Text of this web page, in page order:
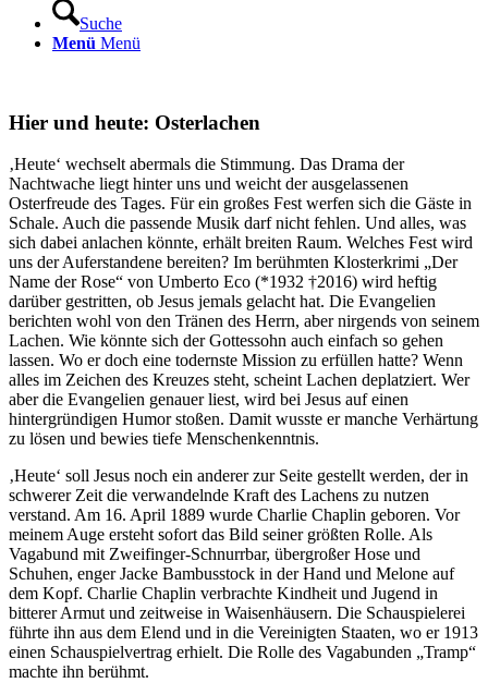
Suche
Menü Menü
Hier und heute: Osterlachen
‚Heute‘ wechselt abermals die Stimmung. Das Drama der
Nachtwache liegt hinter uns und weicht der ausgelassenen
Osterfreude des Tages. Für ein großes Fest werfen sich die Gäste in
Schale. Auch die passende Musik darf nicht fehlen. Und alles, was
sich dabei anlachen könnte, erhält breiten Raum. Welches Fest wird
uns der Auferstandene bereiten? Im berühmten Klosterkrimi „Der
Name der Rose“ von Umberto Eco (*1932 †2016) wird heftig
darüber gestritten, ob Jesus jemals gelacht hat. Die Evangelien
berichten wohl von den Tränen des Herrn, aber nirgends von seinem
Lachen. Wie könnte sich der Gottessohn auch einfach so gehen
lassen. Wo er doch eine todernste Mission zu erfüllen hatte? Wenn
alles im Zeichen des Kreuzes steht, scheint Lachen deplatziert. Wer
aber die Evangelien genauer liest, wird bei Jesus auf einen
hintergründigen Humor stoßen. Damit wusste er manche Verhärtung
zu lösen und bewies tiefe Menschenkenntnis.
‚Heute‘ soll Jesus noch ein anderer zur Seite gestellt werden, der in
schwerer Zeit die verwandelnde Kraft des Lachens zu nutzen
verstand. Am 16. April 1889 wurde Charlie Chaplin geboren. Vor
meinem Auge ersteht sofort das Bild seiner größten Rolle. Als
Vagabund mit Zweifinger-Schnurrbar, übergroßer Hose und
Schuhen, enger Jacke Bambusstock in der Hand und Melone auf
dem Kopf. Charlie Chaplin verbrachte Kindheit und Jugend in
bitterer Armut und zeitweise in Waisenhäusern. Die Schauspielerei
führte ihn aus dem Elend und in die Vereinigten Staaten, wo er 1913
einen Schauspielvertrag erhielt. Die Rolle des Vagabunden „Tramp“
machte ihn berühmt.